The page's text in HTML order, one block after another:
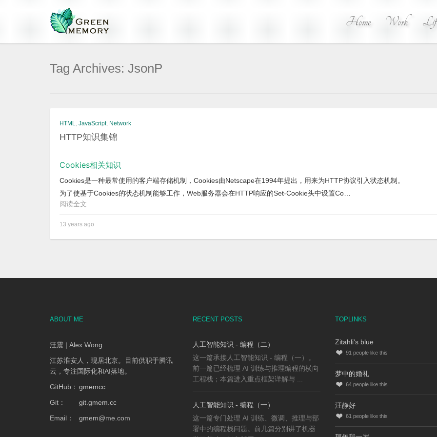
Home Work
Tag Archives: JsonP
HTML, JavaScript, Network
HTTP知识集锦
Cookies相关知识
Cookies是一种最常使用的客户端存储机制，Cookies由Netscape在1994年提出，用来为HTTP协议引入状态机制。
为了使基于Cookies的状态机制能够工作，Web服务器会在HTTP响应的Set-Cookie头中设置Co…
阅读全文
13 years ago
ABOUT ME
汪震 | Alex Wong
江苏淮安人，现居北京。目前供职于腾讯
云，专注国际化和AI落地。
GitHub： gmemcc
Git：
git.gmem.cc
Email：
gmem@me.com
RECENT POSTS
人工智能知识 - 编程（二）
这一篇承接人工智能知识 - 编程（一）。
前一篇已经梳理 AI 训练与推理编程的横向
工程栈；本篇进入重点框架详解与 ...
人工智能知识 - 编程（一）
这一篇专门处理 AI 训练、微调、推理与部
署中的编程栈问题。前几篇分别讲了机器
TOPLINKS
Zitahli's blue
91 people like this
梦中的婚礼
64 people like this
汪静好
61 people like this